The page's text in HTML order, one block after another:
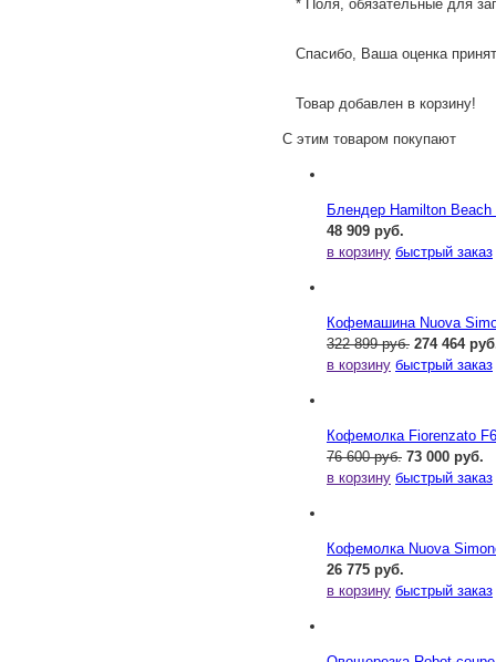
* Поля, обязательные для
Спасибо, Ваша оценка
Товар добавлен в корзину!
С этим товаром покупают
Блендер Hamilton Beach
48 909 руб.
в корзину быстрый заказ
Кофемашина Nuova
322 899 руб. 274 464
в корзину быстрый заказ
Кофемолка Fiorenzato
76 600 руб. 73 000 руб.
в корзину быстрый заказ
Кофемолка Nuova
26 775 руб.
в корзину быстрый заказ